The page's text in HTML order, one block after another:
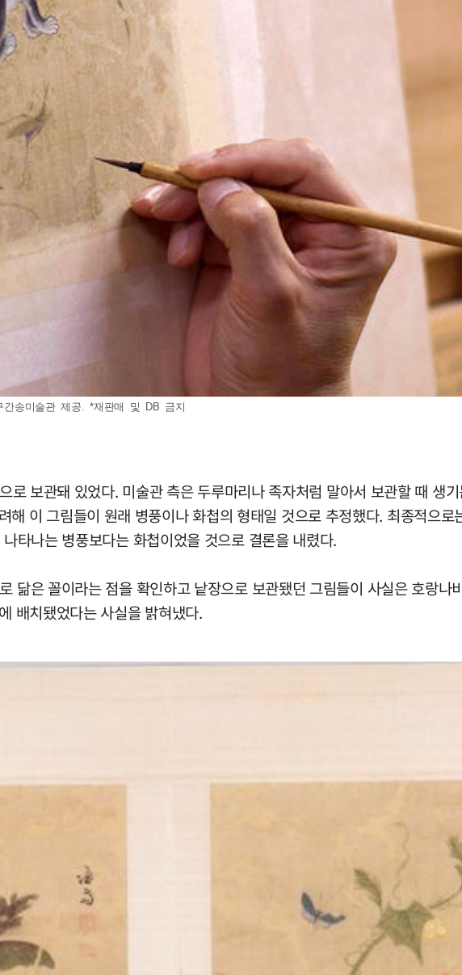
송미술관 제공. *재판매 및 DB 금지
보관돼 있었다. 미술관 측은 두루마리나 족자처럼 말아서 보관할 때 생
이 그림들이 원래 병풍이나 화첩의 형태일 것으로 추정했다. 최종적으로
타나는 병풍보다는 화첩이었을 것으로 결론을 내렸다.
닮은 꼴이라는 점을 확인하고 낱장으로 보관됐던 그림들이 사실은 호랑나
배치됐었다는 사실을 밝혀냈다.